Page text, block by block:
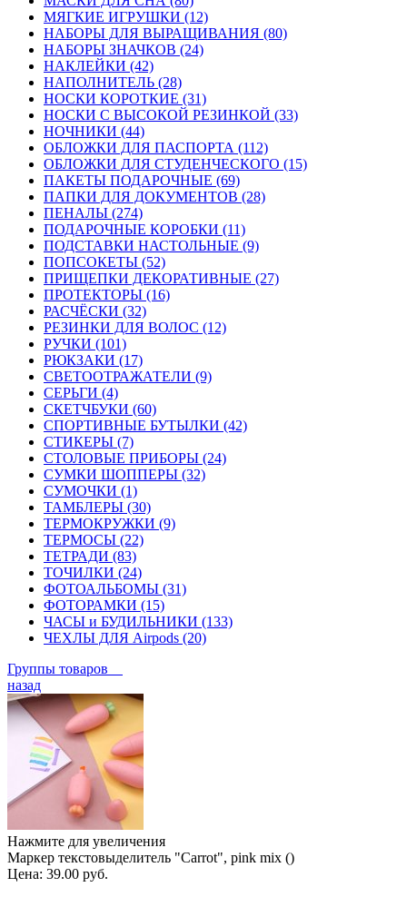
МЯГКИЕ ИГРУШКИ (12)
НАБОРЫ ДЛЯ ВЫРАЩИВАНИЯ (80)
НАБОРЫ ЗНАЧКОВ (24)
НАКЛЕЙКИ (42)
НАПОЛНИТЕЛЬ (28)
НОСКИ КОРОТКИЕ (31)
НОСКИ С ВЫСОКОЙ РЕЗИНКОЙ (33)
НОЧНИКИ (44)
ОБЛОЖКИ ДЛЯ ПАСПОРТА (112)
ОБЛОЖКИ ДЛЯ СТУДЕНЧЕСКОГО (15)
ПАКЕТЫ ПОДАРОЧНЫЕ (69)
ПАПКИ ДЛЯ ДОКУМЕНТОВ (28)
ПЕНАЛЫ (274)
ПОДАРОЧНЫЕ КОРОБКИ (11)
ПОДСТАВКИ НАСТОЛЬНЫЕ (9)
ПОПСОКЕТЫ (52)
ПРИЩЕПКИ ДЕКОРАТИВНЫЕ (27)
ПРОТЕКТОРЫ (16)
РАСЧЁСКИ (32)
РЕЗИНКИ ДЛЯ ВОЛОС (12)
РУЧКИ (101)
РЮКЗАКИ (17)
СВЕТООТРАЖАТЕЛИ (9)
СЕРЬГИ (4)
СКЕТЧБУКИ (60)
СПОРТИВНЫЕ БУТЫЛКИ (42)
СТИКЕРЫ (7)
СТОЛОВЫЕ ПРИБОРЫ (24)
СУМКИ ШОППЕРЫ (32)
СУМОЧКИ (1)
ТАМБЛЕРЫ (30)
ТЕРМОКРУЖКИ (9)
ТЕРМОСЫ (22)
ТЕТРАДИ (83)
ТОЧИЛКИ (24)
ФОТОАЛЬБОМЫ (31)
ФОТОРАМКИ (15)
ЧАСЫ и БУДИЛЬНИКИ (133)
ЧЕХЛЫ ДЛЯ Airpods (20)
Группы товаров
назад
Нажмите для увеличения
Маркер текстовыделитель "Carrot", pink mix ()
Цена: 39.00 руб.